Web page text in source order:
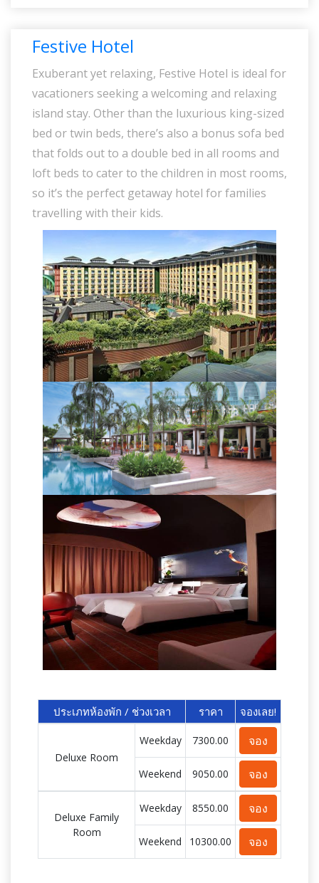
Festive Hotel
Exuberant yet relaxing, Festive Hotel is ideal for
vacationers seeking a welcoming and relaxing
island stay. Other than the luxurious king-sized
bed or twin beds, there’s also a bonus sofa bed
that folds out to a double bed in all rooms and
loft beds to cater to the children in most rooms,
so it’s the perfect getaway hotel for families
travelling with their kids.
ประเภทห้องพัก / ช่วงเวลา ราคา จองเลย!
Deluxe Room
Weekday 7300.00 จอง
Weekend 9050.00 จอง
Deluxe Family
Room
Weekday 8550.00 จอง
Weekend 10300.00 จอง